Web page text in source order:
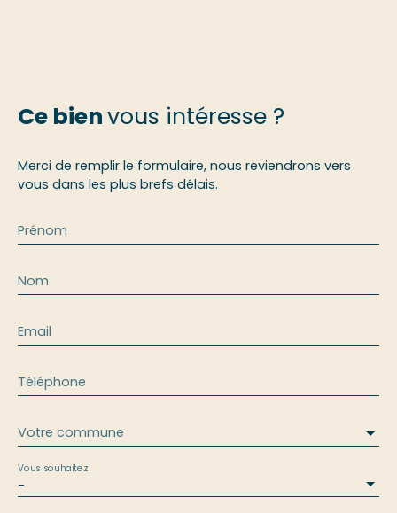
Ce bienvous intéresse ?
Merci de remplir le formulaire, nous reviendrons vers
vous dans les plus brefs délais.
Prénom
Nom
Email
Téléphone
Votre commune
-
Vous souhaitez